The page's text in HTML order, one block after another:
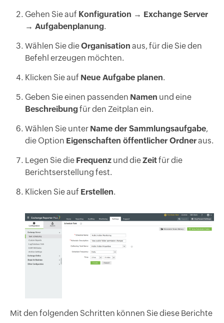
Gehen Sie auf Konfiguration → Exchange Server
→ Aufgabenplanung.
Wählen Sie dieOrganisation aus, für die Sie den
Befehl erzeugen möchten.
Klicken Sie auf Neue Aufgabe planen.
Geben Sie einen passenden Namen und eine
Beschreibung für den Zeitplan ein.
Wählen Sie unter Name der Sammlungsaufgabe,
die Option Eigenschaften öffentlicher Ordneraus.
Legen Sie die Frequenz und dieZeitfür die
Berichtserstellung fest.
Klicken Sie auf Erstellen.
Mit den folgenden Schritten können Sie diese Berichte